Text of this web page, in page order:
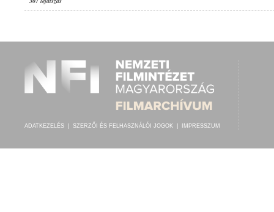
ADATKEZELÉS SZERZŐI ÉS FELHASZNÁLÓI JOGOK IMPRESSZUM